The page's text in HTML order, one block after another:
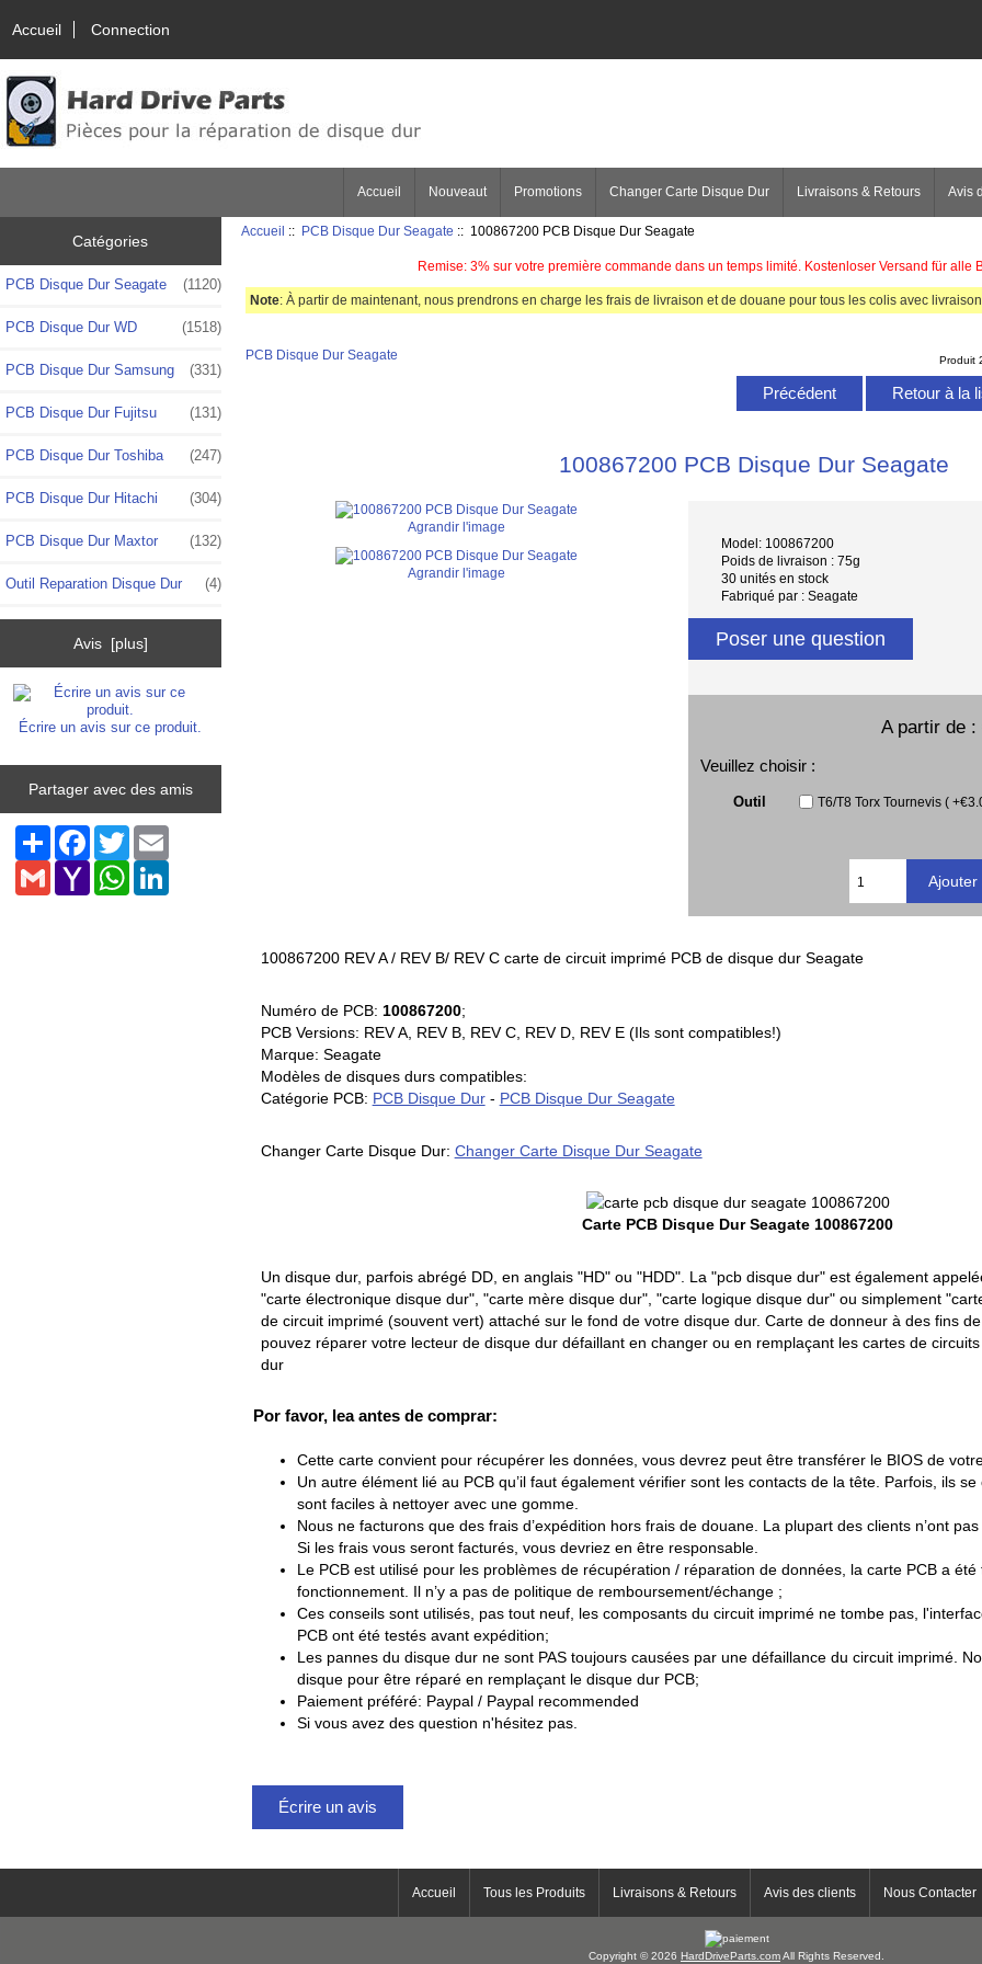
Accueil Connection
Accueil Nouveaut Promotions Changer Carte Disque Dur Livraisons & Retours Avis
Catégories
PCB Disque Dur Seagate (1120)
PCB Disque Dur WD (1518)
PCB Disque Dur Samsung (331)
PCB Disque Dur Fujitsu (131)
PCB Disque Dur Toshiba (247)
PCB Disque Dur Hitachi (304)
PCB Disque Dur Maxtor (132)
Outil Reparation Disque Dur (4)
Avis [plus]
Écrire un avis sur ce produit.
Partager avec des amis
Share Facebook
TwitterEmail
Gmail Yahoo
Mail
WhatsAppLinkedIn
Accueil :: PCB Disque Dur Seagate :: 100867200 PCB Disque Dur Seagate
Remise: 3% sur votre première commande dans un temps limité. Kostenloser Versand für alle
Note: À partir de maintenant, nous prendrons en charge les frais de livraison et de douane pour tous les colis avec
PCB Disque Dur Seagate Produit
Précédent Retour à la
100867200 PCB Disque Dur Seagate
Agrandir l'image
Agrandir l'image
Model: 100867200
Poids de livraison : 75g
30 unités en stock
Fabriqué par : Seagate
Poser une question
A partir de :
Veuillez choisir :
Outil T6/T8 Torx Tournevis (
100867200 REV A / REV B/ REV C carte de circuit imprimé PCB de disque dur Seagate
Numéro de PCB: 100867200;
PCB Versions: REV A, REV B, REV C, REV D, REV E (Ils sont compatibles!)
Marque: Seagate
Modèles de disques durs compatibles:
Catégorie PCB: PCB Disque Dur- PCB Disque Dur Seagate
Changer Carte Disque Dur: Changer Carte Disque Dur Seagate
Carte PCB Disque Dur Seagate 100867200
Un disque dur, parfois abrégé DD, en anglais "HD" ou "HDD". La "pcb disque dur" est également
"carte électronique disque dur", "carte mère disque dur", "carte logique disque dur" ou simplement
de circuit imprimé (souvent vert) attaché sur le fond de votre disque dur. Carte de donneur à des fins
pouvez réparer votre lecteur de disque dur défaillant en changer ou en remplaçant les cartes de
dur
Por favor, lea antes de comprar:
Cette carte convient pour récupérer les données, vous devrez peut être transférer le BIOS de
Un autre élément lié au PCB qu’il faut également vérifier sont les contacts de la tête. Parfois, ils
sont faciles à nettoyer avec une gomme.
Nous ne facturons que des frais d’expédition hors frais de douane. La plupart des clients n’ont
Si les frais vous seront facturés, vous devriez en être responsable.
Le PCB est utilisé pour les problèmes de récupération / réparation de données, la carte PCB a
fonctionnement. Il n’y a pas de politique de remboursement/échange ;
Ces conseils sont utilisés, pas tout neuf, les composants du circuit imprimé ne tombe pas,
PCB ont été testés avant expédition;
Les pannes du disque dur ne sont PAS toujours causées par une défaillance du circuit imprimé.
disque pour être réparé en remplaçant le disque dur PCB;
Paiement préféré: Paypal / Paypal recommended
Si vous avez des question n'hésitez pas.
Écrire un avis
Accueil Tous les Produits Livraisons & Retours Avis des clients Nous Contacter
Copyright © 2026 HardDriveParts.comAll Rights Reserved.